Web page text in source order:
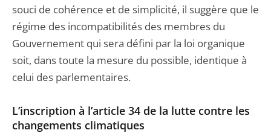
souci de cohérence et de simplicité, il suggère que le
régime des incompatibilités des membres du
Gouvernement qui sera défini par la loi organique
soit, dans toute la mesure du possible, identique à
celui des parlementaires.
L’inscription à l’article 34 de la lutte contre les
changements climatiques